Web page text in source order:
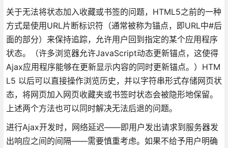
关于无法将状态加入收藏或书签的问题，HTML5之前的一种
方式是使用URL片断标识符（通常被称为锚点，即URL中#后
面的部分）来保持追踪，允许用户回到指定的某个应用程序
状态。（许多浏览器允许JavaScript动态更新锚点，这使得
Ajax应用程序能够在更新显示内容的同时更新锚点。）HTM
L5 以后可以直接操作浏览历史，并以字符串形式存储网页状
态，将网页加入网页收藏夹或书签时状态会被隐形地保留。
上述两个方法也可以同时解决无法后退的问题。
进行Ajax开发时，网络延迟——即用户发出请求到服务器发
出响应之间的间隔——需要慎重考虑。如果不给予用户明确